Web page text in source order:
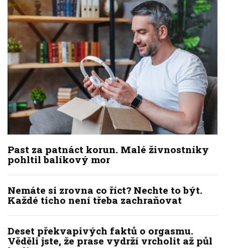
Past za patnáct korun. Malé živnostníky
pohltil balíkový mor
Nemáte si zrovna co říct? Nechte to být.
Každé ticho není třeba zachraňovat
Deset překvapivých faktů o orgasmu.
Věděli jste, že prase vydrží vrcholit až půl